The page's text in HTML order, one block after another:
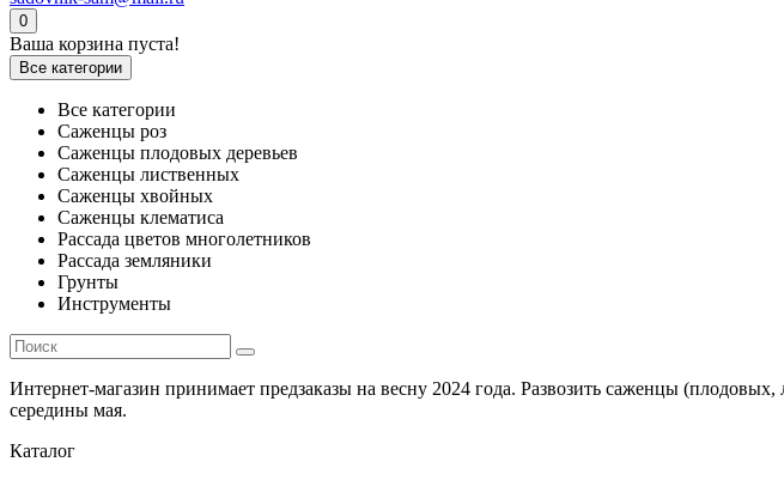
0
Ваша корзина пуста!
Все категории
Все категории
Саженцы роз
Саженцы плодовых деревьев
Саженцы лиственных
Саженцы хвойных
Саженцы клематиса
Рассада цветов многолетников
Рассада земляники
Грунты
Инструменты
Интернет-магазин принимает предзаказы на весну 2024 года. Развозить саженцы
середины мая.
Каталог